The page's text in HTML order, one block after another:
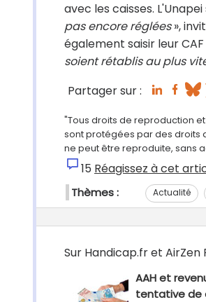
avec les caisses.
pas encore réglées»,
également saisir leur
soient rétablis au plus
Partager sur :
"Tous droits de reproduction
sont protégées par des droits
ne peut être reproduite, sans
15 Réagissez à cet
Thèmes : Actualité
Sur Handicap.fr et AirZen
AAH et
tentative de